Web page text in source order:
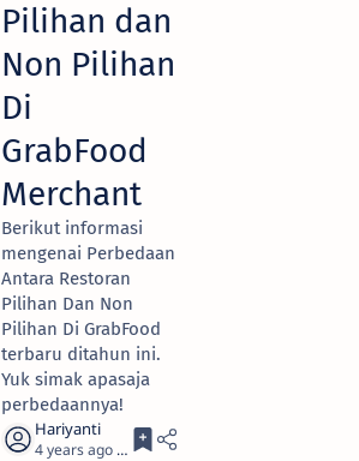
Pilihan dan
Non Pilihan
Di
GrabFood
Merchant
Berikut informasi
mengenai Perbedaan
Antara Restoran
Pilihan Dan Non
Pilihan Di GrabFood
terbaru ditahun ini.
Yuk simak apasaja
perbedaannya!
4 years ago 3